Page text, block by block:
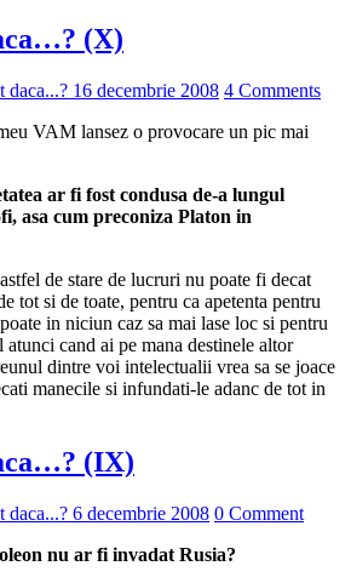
(X)
daca...? 16 decembrie 2008 4 Comments
VAM lansez o provocare un pic mai
ar fi fost condusa de-a lungul
asa cum preconiza Platon in
de stare de lucruri nu poate fi decat
tot si de toate, pentru ca apetenta pentru
in niciun caz sa mai lase loc si pentru
cand ai pe mana destinele altor
dintre voi intelectualii vrea sa se joace
manecile si infundati-le adanc de tot in
(IX)
daca...? 6 decembrie 2008 0 Comment
nu ar fi invadat Rusia?